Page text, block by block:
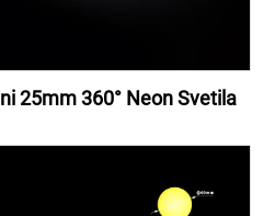
25mm 360° Neon Svetila